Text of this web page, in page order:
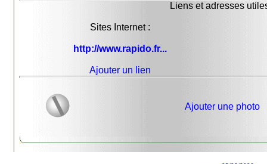
Liens et adresses
Sites Internet :
http://www.rapido.fr...
Ajouter un lien
Ajouter une photo